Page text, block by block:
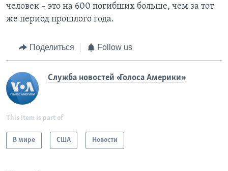
человек – это на 600 погибших больше, чем за тот
же период прошлого года.
Поделиться Follow us
Служба новостей «Голоса Америки»
This item is part of
В мире США Новости